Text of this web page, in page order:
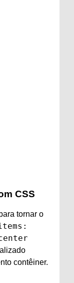
CSS
tornar o
contêiner.